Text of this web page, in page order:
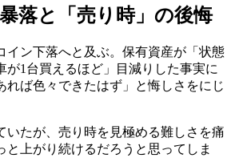
落と「売り時」の後悔
イン下落へと及ぶ。保有資産が「状態
が1台買えるほど」目減りした事実に
れば色々できたはず」と悔しさをにじ
いたが、売り時を見極める難しさを痛
と上がり続けるだろうと思ってしま